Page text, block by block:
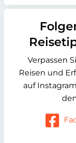
Verpassen
Reisen und
auf